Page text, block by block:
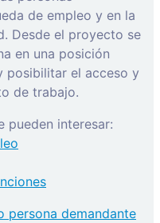
de empleo y en la
Desde el proyecto se
en una posición
posibilitar el acceso y
de trabajo.
pueden interesar:
persona demandante